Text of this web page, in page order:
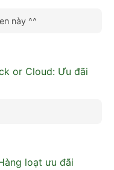
này ^^
or Cloud: Ưu đãi
loạt ưu đãi